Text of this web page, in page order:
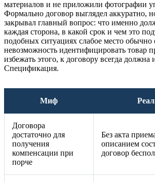
материалов и не приложили фотографии
Формально договор выглядел аккуратно,
закрывал главный вопрос: что именно
каждая сторона, в какой срок и чем это
подобных ситуациях слабое место обычно
невозможность идентифицировать товар
избежать этого, к договору всегда должна
Спецификация.
Миф
Договора
достаточно для
получения
компенсации при
порче
Без акта
описанием
договор